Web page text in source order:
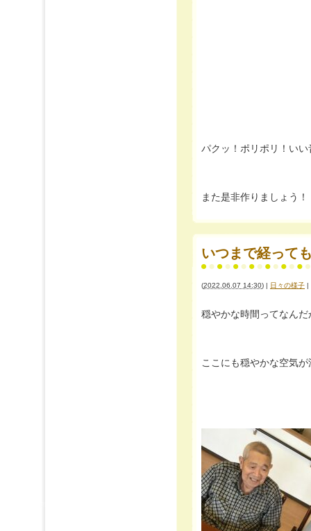
パクッ！ポリポリ！い
また是非作りましょう！
いつまで経って
(2022.06.07 14:30) | 日々の様子 |
穏やかな時間ってなん
ここにも穏やかな空気